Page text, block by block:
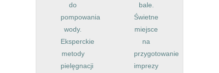
do
pompowania
wody.
Eksperckie
metody
pielęgnacji
bale.
Świetne
miejsce
na
przygotowanie
imprezy